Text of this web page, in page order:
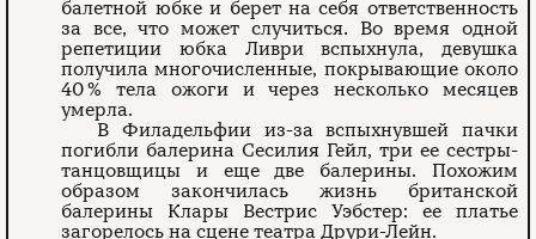
балетной юбке и берет на себя ответственность
за все, что может случиться. Во время одной
репетиции юбка Ливри вспыхнула, девушка
получила многочисленные, покрывающие около
40 % тела ожоги и через несколько месяцев
умерла.
В Филадельфии из-за вспыхнувшей пачки
погибли балерина Сесилия Гейл, три ее сестры-
танцовщицы и еще две балерины. Похожим
образом закончилась жизнь британской
балерины Клары Вестрис Уэбстер: ее платье
загорелось на сцене театра Друри-Лейн.